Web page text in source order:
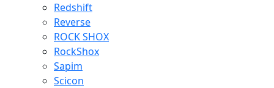
Redshift
Reverse
ROCK SHOX
RockShox
Sapim
Scicon